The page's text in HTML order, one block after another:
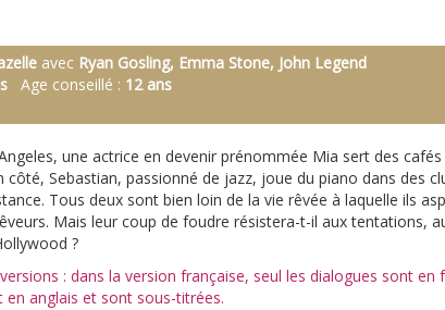
avec Ryan Gosling, Emma Stone, John Legend
Age conseillé : 12 ans
une actrice en devenir prénommée Mia sert des
côté, Sebastian, passionné de jazz, joue du piano dans des
Tous deux sont bien loin de la vie rêvée à laquelle ils
Mais leur coup de foudre résistera-t-il aux tentations,
?
: dans la version française, seul les dialogues sont en
en anglais et sont sous-titrées.